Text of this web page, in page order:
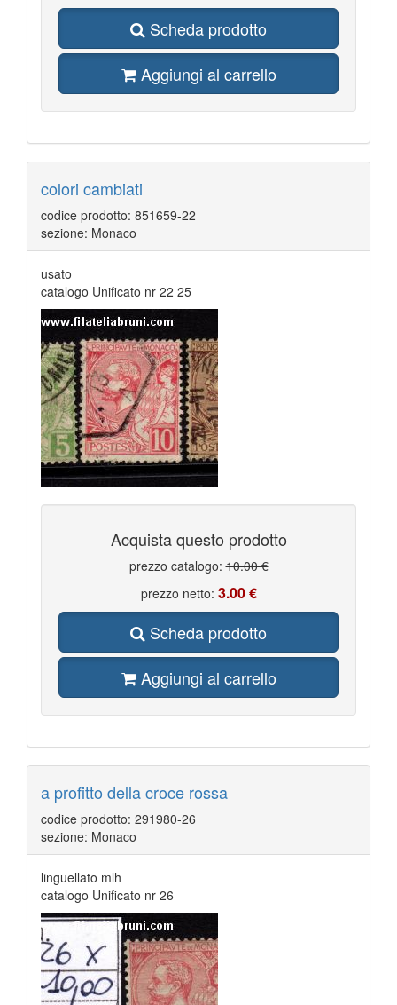
Scheda prodotto
Aggiungi al carrello
colori cambiati
codice prodotto: 851659-22
sezione: Monaco
usato
catalogo Unificato nr 22 25
Acquista questo prodotto
prezzo catalogo:10.00 €
prezzo netto: 3.00 €
Scheda prodotto
Aggiungi al carrello
a profitto della croce rossa
codice prodotto: 291980-26
sezione: Monaco
linguellato mlh
catalogo Unificato nr 26